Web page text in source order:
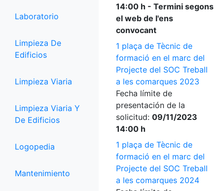
Laboratorio
Limpieza De
Edificios
Limpieza Viaria
Limpieza Viaria Y
De Edificios
Logopedia
Mantenimiento
14:00 h - Termini segons
el web de l'ens
convocant
1 plaça de Tècnic de
formació en el marc del
Projecte del SOC Treball
a les comarques 2023
Fecha límite de
presentación de la
solicitud: 09/11/2023
14:00 h
1 plaça de Tècnic de
formació en el marc del
Projecte del SOC Treball
a les comarques 2024